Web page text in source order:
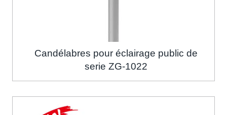
Candélabres pour éclairage public de
serie ZG-1022